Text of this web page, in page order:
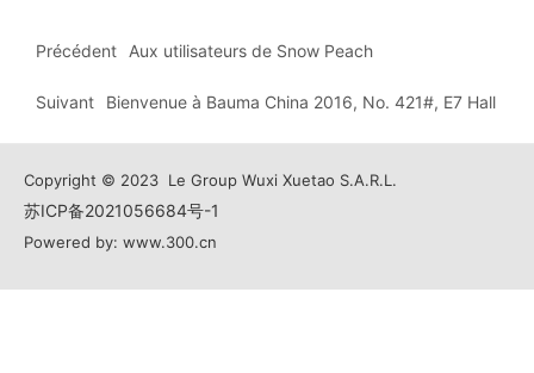
Précédent Aux utilisateurs de Snow Peach
Suivant Bienvenue à Bauma China 2016, No. 421#, E7 Hall
Copyright © 2023 Le Group Wuxi Xuetao S.A.R.L.
苏ICP备2021056684号-1
Powered by: www.300.cn